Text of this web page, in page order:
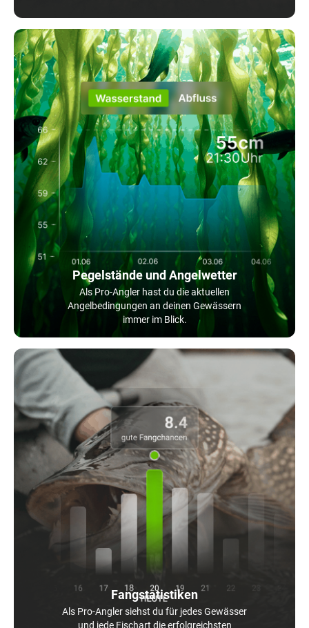
Pegelstände und Angelwetter
Als Pro-Angler hast du die aktuellen
Angelbedingungen an deinen Gewässern
immer im Blick.
Fangstatistiken
Als Pro-Angler siehst du für jedes Gewässer
und jede Fischart die erfolgreichsten